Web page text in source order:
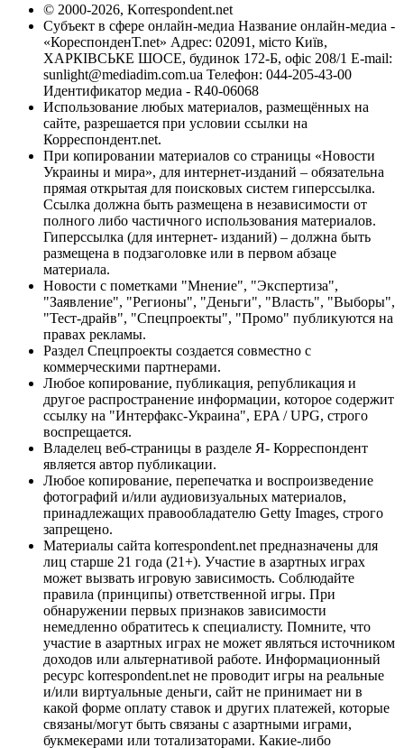
© 2000-2026, Korrespondent.net
Субъект в сфере онлайн-медиа Название онлайн-медиа -
«КореспонденТ.net» Адрес: 02091, місто Київ,
ХАРКІВСЬКЕ ШОСЕ, будинок 172-Б, офіс 208/1 E-mail:
sunlight@mediadim.com.ua Телефон: 044-205-43-00
Идентификатор медиа - R40-06068
Использование любых материалов, размещённых на
сайте, разрешается при условии ссылки на
Корреспондент.net.
При копировании материалов со страницы «Новости
Украины и мира», для интернет-изданий – обязательна
прямая открытая для поисковых систем гиперссылка.
Ссылка должна быть размещена в независимости от
полного либо частичного использования материалов.
Гиперссылка (для интернет- изданий) – должна быть
размещена в подзаголовке или в первом абзаце
материала.
Новости с пометками "Мнение", "Экспертиза",
"Заявление", "Регионы", "Деньги", "Власть", "Выборы",
"Тест-драйв", "Спецпроекты", "Промо" публикуются на
правах рекламы.
Раздел Спецпроекты создается совместно с
коммерческими партнерами.
Любое копирование, публикация, републикация и
другое распространение информации, которое содержит
ссылку на "Интерфакс-Украина", EPA / UPG, строго
воспрещается.
Владелец веб-страницы в разделе Я- Корреспондент
является автор публикации.
Любое копирование, перепечатка и воспроизведение
фотографий и/или аудиовизуальных материалов,
принадлежащих правообладателю Getty Images, строго
запрещено.
Материалы сайта korrespondent.net предназначены для
лиц старше 21 года (21+). Участие в азартных играх
может вызвать игровую зависимость. Соблюдайте
правила (принципы) ответственной игры. При
обнаружении первых признаков зависимости
немедленно обратитесь к специалисту. Помните, что
участие в азартных играх не может являться источником
доходов или альтернативой работе. Информационный
ресурс korrespondent.net не проводит игры на реальные
и/или виртуальные деньги, сайт не принимает ни в
какой форме оплату ставок и других платежей, которые
связаны/могут быть связаны с азартными играми,
букмекерами или тотализаторами. Какие-либо